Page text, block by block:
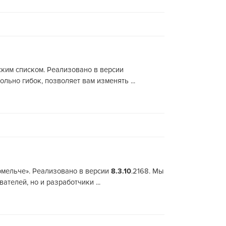
списком. Реализовано в версии
гибок, позволяет вам изменять ...
Реализовано в версии 8.3.10.2168. Мы
но и разработчики ...